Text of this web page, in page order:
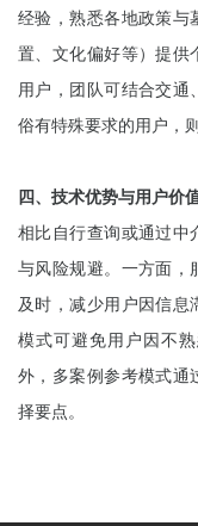
经验，熟悉各地政策与
置、文化偏好等）提供
用户，团队可结合交通
俗有特殊要求的用户，
四、技术优势与用户价
相比自行查询或通过中
与风险规避。一方面，
及时，减少用户因信息
模式可避免用户因不
外，多案例参考模式通
择要点。